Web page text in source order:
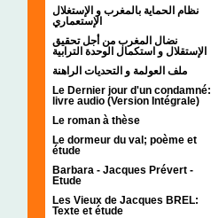
نظام الحماية بالمغرب و الإستغلال
الإستعماري
نضال المغرب من أجل تحقيق
الإستقلال و استكمال الوحدة الترابية
ملف العولمة و التحديات الراهنة
Le Dernier jour d'un condamné:
livre audio (Version Intégrale)
Le roman à thèse
Le dormeur du val; poème et
étude
Barbara - Jacques Prévert -
Etude
Les Vieux de Jacques BREL:
Texte et étude